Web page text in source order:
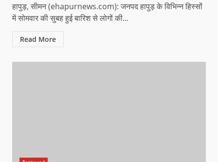
हापुड़, सीमन (ehapurnews.com): जनपद हापुड़ के विभिन्न हिस्सों
में सोमवार की सुबह हुई बारिश से लोगों की...
Read More